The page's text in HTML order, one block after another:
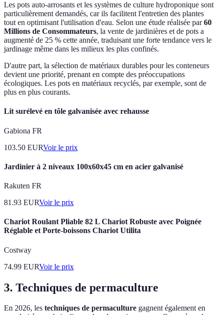
Les pots auto-arrosants et les systèmes de culture hydroponique sont
particulièrement demandés, car ils facilitent l'entretien des plantes
tout en optimisant l'utilisation d'eau. Selon une étude réalisée par60
Millions de Consommateurs, la vente de jardinières et de pots a
augmenté de 25 % cette année, traduisant une forte tendance vers le
jardinage même dans les milieux les plus confinés.
D'autre part, la sélection de matériaux durables pour les conteneurs
devient une priorité, prenant en compte des préoccupations
écologiques. Les pots en matériaux recyclés, par exemple, sont de
plus en plus courants.
Lit surélevé en tôle galvanisée avec rehausse
Gabiona FR
103.50 EURVoir le prix
Jardinier à 2 niveaux 100x60x45 cm en acier galvanisé
Rakuten FR
81.93 EURVoir le prix
Chariot Roulant Pliable 82 L Chariot Robuste avec Poignée
Réglable et Porte-boissons Chariot Utilita
Costway
74.99 EURVoir le prix
3. Techniques de permaculture
En 2026, les techniques de permaculture gagnent également en